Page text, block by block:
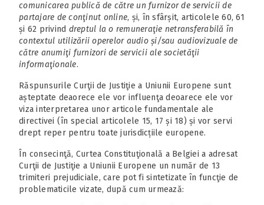
comunicarea publică de către un furnizor de servicii de
partajare de conţinut online, și, în sfârșit, articolele 60, 61
și 62 privind dreptul la o remuneraţie netransferabilă în
contextul utilizării operelor audio și/sau audiovizuale de
către anumiţi furnizori de servicii ale societăţii
informaţionale.
Răspunsurile Curţii de Justiţie a Uniunii Europene sunt
așteptate deaorece ele vor influenţa deoarece ele vor
viza interpretarea unor articole fundamentale ale
directivei (în special articolele 15, 17 și 18) și vor servi
drept reper pentru toate jurisdicțiile europene.
În consecinţă, Curtea Constituţională a Belgiei a adresat
Curţii de Justiţie a Uniunii Europene un număr de 13
trimiteri prejudiciale, care pot fi sintetizate în funcţie de
problematicile vizate, după cum urmează: